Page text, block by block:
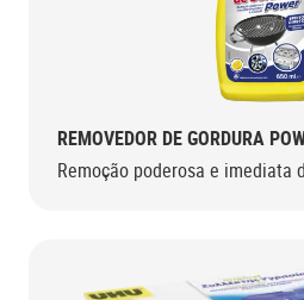
REMOVEDOR DE GORDURA
Remoção poderosa e imediata